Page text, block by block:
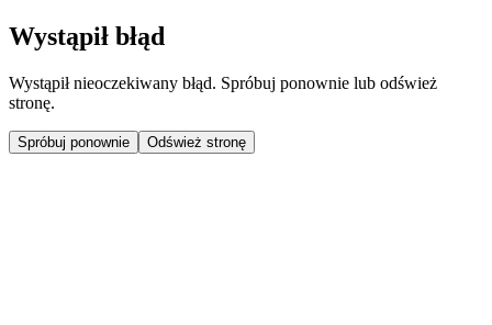
Wystąpił błąd
Wystąpił nieoczekiwany błąd. Spróbuj ponownie lub odśwież
stronę.
Spróbuj ponownie Odśwież stronę